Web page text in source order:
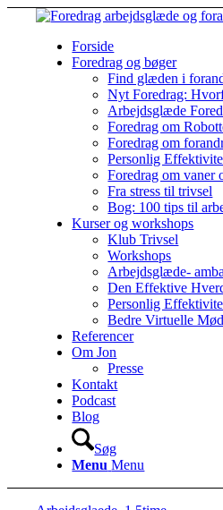
Forside
Foredrag og bøger
Find glæden i
Nyt Foredrag:
Arbejdsglæde
Foredrag om
Foredrag om
Personlig
Foredrag om vaner
Fra stress til trivsel
Bog: 100 tips til
Kurser og workshops
Klub Trivsel
Workshops
Arbejdsglæde-
Den Effektive
Personlig
Bedre Virtuelle
Referencer
Om Jon
Presse
Kontakt
Podcast
Blog
Søg
Menu Menu